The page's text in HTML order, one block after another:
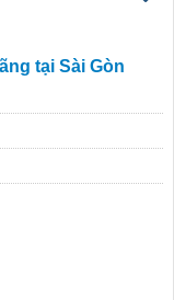
tại Sài Gòn